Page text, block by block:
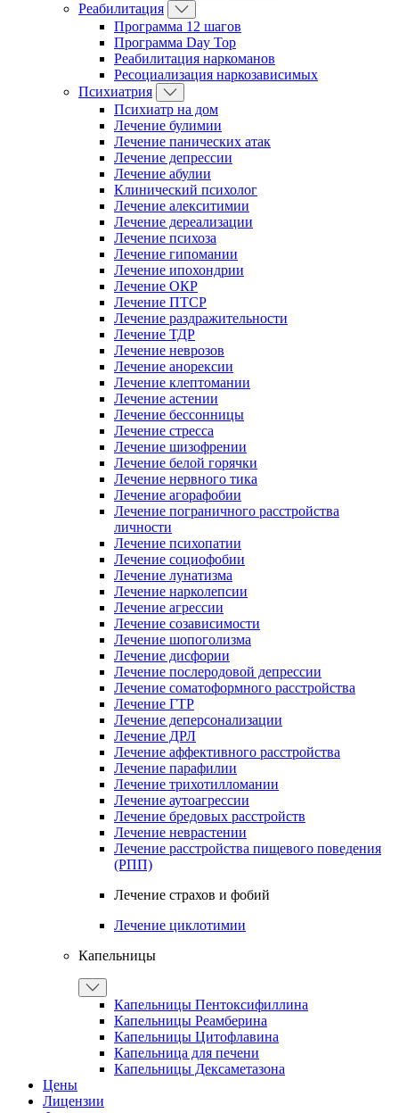
Реабилитация
Программа 12 шагов
Программа Day Top
Реабилитация наркоманов
Ресоциализация наркозависимых
Психиатрия
Психиатр на дом
Лечение булимии
Лечение панических атак
Лечение депрессии
Лечение абулии
Клинический психолог
Лечение алекситимии
Лечение дереализации
Лечение психоза
Лечение гипомании
Лечение ипохондрии
Лечение ОКР
Лечение ПТСР
Лечение раздражительности
Лечение ТДР
Лечение неврозов
Лечение анорексии
Лечение клептомании
Лечение астении
Лечение бессонницы
Лечение стресса
Лечение шизофрении
Лечение белой горячки
Лечение нервного тика
Лечение агорафобии
Лечение пограничного расстройства
личности
Лечение психопатии
Лечение социофобии
Лечение лунатизма
Лечение нарколепсии
Лечение агрессии
Лечение созависимости
Лечение шопоголизма
Лечение дисфории
Лечение послеродовой депрессии
Лечение соматоформного расстройства
Лечение ГТР
Лечение деперсонализации
Лечение ДРЛ
Лечение аффективного расстройства
Лечение парафилии
Лечение трихотилломании
Лечение аутоагрессии
Лечение бредовых расстройств
Лечение неврастении
Лечение расстройства пищевого поведения
(РПП)
Лечение страхов и фобий
Лечение циклотимии
Капельницы
Капельницы Пентоксифиллина
Капельницы Реамберина
Капельницы Цитофлавина
Капельница для печени
Капельницы Дексаметазона
Цены
Лицензии